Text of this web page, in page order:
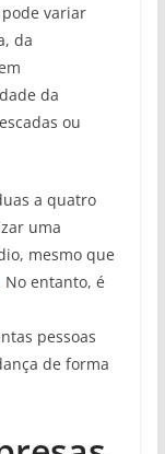
variar
da
da
ou
a quatro
uma
mesmo que
No entanto, é
pessoas
de forma